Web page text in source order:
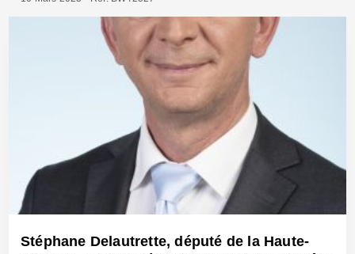
Stéphane Delautrette, député de la Haute-